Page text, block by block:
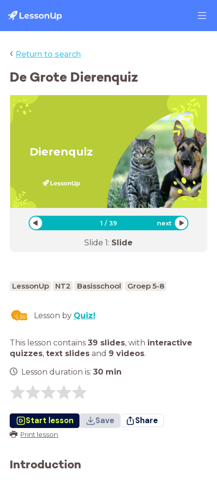
‹ Return to search
De Grote Dierenquiz
Dierenquiz
1 /39 next
Slide 1: Slide
LessonUp NT2 Basisschool Groep 5-8
Lesson by Quiz!
This lesson contains 39 slides, with interactive
quizzes, text slides and 9 videos.
Lesson duration is: 30 min
Start lesson Save Share
Print lesson
Introduction